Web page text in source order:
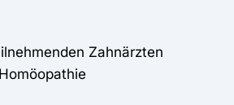
Zahnärzten